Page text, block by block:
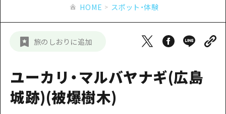
ナイトライフ
定番
歴史・文化
備北
芸北
山口県東部
弾丸
芸北
山口県東部
島根県
アクセス
お得な周遊チケット
手荷物預かり・配送サービス
新着情報
事業者・学校関係者の皆さま
HOME スポット・体験
旅のしおりに追加
ユーカリ・マルバヤナギ(広島
城跡)(被爆樹木)